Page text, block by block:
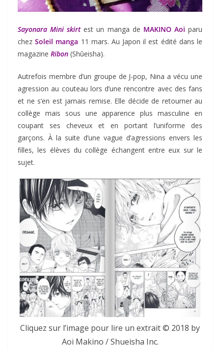
Sayonara Mini skirtest un manga de MAKINO Aoiparu
chezSoleil manga 11 mars. Au Japon il est édité dans le
magazine Ribon (Shûeisha).
Autrefois membre d’un groupe de J-pop, Nina a vécu une
agression au couteau lors d’une rencontre avec des fans
et ne s’en est jamais remise. Elle décide de retourner au
collège mais sous une apparence plus masculine en
coupant ses cheveux et en portant l’uniforme des
garçons. À la suite d’une vague d’agressions envers les
filles, les élèves du collège échangent entre eux sur le
sujet.
Cliquez sur l’image pour lire un extrait © 2018 by
Aoi Makino / Shueisha Inc.